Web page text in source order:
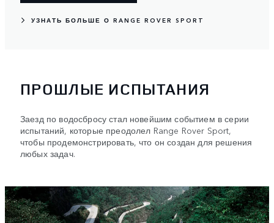
УЗНАТЬ БОЛЬШЕ О RANGE ROVER SPORT
ПРОШЛЫЕ ИСПЫТАНИЯ
Заезд по водосбросу стал новейшим событием в серии
испытаний, которые преодолел Range Rover Sport,
чтобы продемонстрировать, что он создан для решения
любых задач.